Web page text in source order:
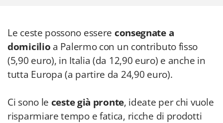
Le ceste possono essere consegnate a
domicilio a Palermo con un contributo fisso
(5,90 euro), in Italia (da 12,90 euro) e anche in
tutta Europa (a partire da 24,90 euro).
Ci sono le ceste già pronte, ideate per chi vuole
risparmiare tempo e fatica, ricche di prodotti